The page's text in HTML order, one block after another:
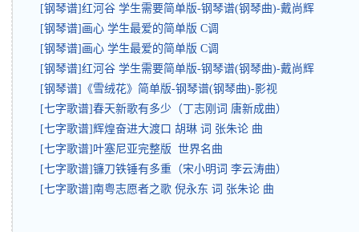
[钢琴谱]红河谷 学生需要简单版-钢琴谱(钢琴曲)-戴尚辉
[钢琴谱]画心 学生最爱的简单版 C调
[钢琴谱]画心 学生最爱的简单版 C调
[钢琴谱]红河谷 学生需要简单版-钢琴谱(钢琴曲)-戴尚辉
[钢琴谱]《雪绒花》简单版-钢琴谱(钢琴曲)-影视
[七字歌谱]春天新歌有多少（丁志刚词 唐新成曲）
[七字歌谱]辉煌奋进大渡口 胡琳 词 张朱论 曲
[七字歌谱]叶塞尼亚完整版 世界名曲
[七字歌谱]镰刀铁锤有多重（宋小明词 李云涛曲）
[七字歌谱]南粤志愿者之歌 倪永东 词 张朱论 曲